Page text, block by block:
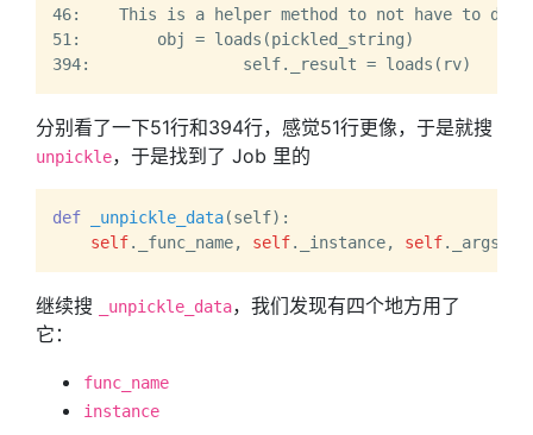
46:    This is a helper method to not have to
51:        obj = loads(pickled_string)
分别看了一下51行和394行，感觉51行更像，于是就搜
unpickle，于是找到了 Job 里的
def _unpickle_data(self):
self._func_name, self._instance, self._args,
继续搜 _unpickle_data，我们发现有四个地方用了
它：
func_name
instance